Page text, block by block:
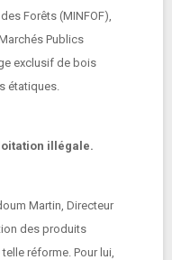
Forêts (MINFOF),
Publics
exclusif de bois
étatiques.
illégale.
Martin, Directeur
des produits
réforme. Pour lui,